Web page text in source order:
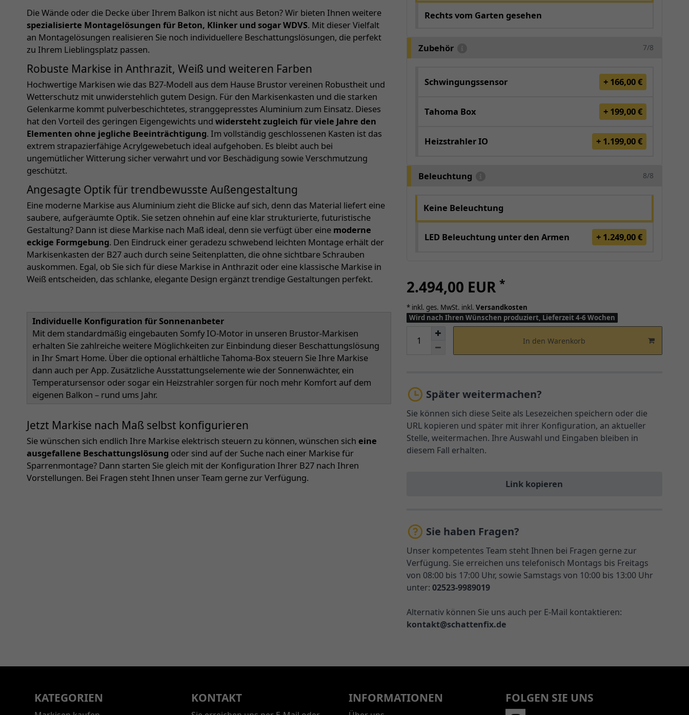
Die Wände oder die Decke über Ihrem Balkon ist nicht aus Beton? Wir bieten Ihnen weitere
spezialisierte Montagelösungen für Beton, Klinker und sogar WDVS. Mit dieser Vielfalt
an Montagelösungen realisieren Sie noch individuellere Beschattungslösungen, die perfekt
zu Ihrem Lieblingsplatz passen.
Robuste Markise in Anthrazit, Weiß und weiteren Farben
Hochwertige Markisen wie das B27-Modell aus dem Hause Brustor vereinen Robustheit und
Wetterschutz mit unwiderstehlich gutem Design. Für den Markisenkasten und die starken
Gelenkarme kommt pulverbeschichtetes, stranggepresstes Aluminium zum Einsatz. Dieses
hat den Vorteil des geringen Eigengewichts und widersteht zugleich für viele Jahre den
Elementen ohne jegliche Beeinträchtigung. Im vollständig geschlossenen Kasten ist das
extrem strapazierfähige Acrylgewebetuch ideal aufgehoben. Es bleibt auch bei
ungemütlicher Witterung sicher verwahrt und vor Beschädigung sowie Verschmutzung
geschützt.
Angesagte Optik für trendbewusste Außengestaltung
Eine moderne Markise aus Aluminium zieht die Blicke auf sich, denn das Material liefert eine
saubere, aufgeräumte Optik. Sie setzen ohnehin auf eine klar strukturierte, futuristische
Gestaltung? Dann ist diese Markise nach Maß ideal, denn sie verfügt über eine moderne
eckige Formgebung. Den Eindruck einer geradezu schwebend leichten Montage erhält der
Markisenkasten der B27 auch durch seine Seitenplatten, die ohne sichtbare Schrauben
auskommen. Egal, ob Sie sich für diese Markise in Anthrazit oder eine klassische Markise in
Weiß entscheiden, das schlanke, elegante Design ergänzt trendige Gestaltungen perfekt.
Individuelle Konfiguration für Sonnenanbeter
Mit dem standardmäßig eingebauten Somfy IO-Motor in unseren Brustor-Markisen
erhalten Sie zahlreiche weitere Möglichkeiten zur Einbindung dieser Beschattungslösung
in Ihr Smart Home. Über die optional erhältliche Tahoma-Box steuern Sie Ihre Markise
dann auch per App. Zusätzliche Ausstattungselemente wie der Sonnenwächter, ein
Temperatursensor oder sogar ein Heizstrahler sorgen für noch mehr Komfort auf dem
eigenen Balkon – rund ums Jahr.
Jetzt Markise nach Maß selbst konfigurieren
Sie wünschen sich endlich Ihre Markise elektrisch steuern zu können, wünschen sich eine
ausgefallene Beschattungslösung oder sind auf der Suche nach einer Markise für
Sparrenmontage? Dann starten Sie gleich mit der Konfiguration Ihrer B27 nach Ihren
Vorstellungen. Bei Fragen steht Ihnen unser Team gerne zur Verfügung.
Rechts vom Garten gesehen
Zubehör 7/8
Schwingungssensor + 166,00 €
Tahoma Box + 199,00 €
Heizstrahler IO + 1.199,00 €
Beleuchtung 8/8
Keine Beleuchtung
LED Beleuchtung unter den Armen + 1.249,00 €
2.494,00 EUR *
* inkl. ges. MwSt. inkl. Versandkosten
Wird nach Ihren Wünschen produziert, Lieferzeit 4-6 Wochen
In den Warenkorb
Später weitermachen?
Sie können sich diese Seite als Lesezeichen speichern oder die
URL kopieren und später mit ihrer Konfiguration, an aktueller
Stelle, weitermachen. Ihre Auswahl und Eingaben bleiben in
diesem Fall erhalten.
Link kopieren
Sie haben Fragen?
Unser kompetentes Team steht Ihnen bei Fragen gerne zur
Verfügung. Sie erreichen uns telefonisch Montags bis Freitags
von 08:00 bis 17:00 Uhr, sowie Samstags von 10:00 bis 13:00 Uhr
unter: 02523-9989019
Alternativ können Sie uns auch per E-Mail kontaktieren:
kontakt@schattenfix.de
KATEGORIEN KONTAKT INFORMATIONEN FOLGEN SIE UNS